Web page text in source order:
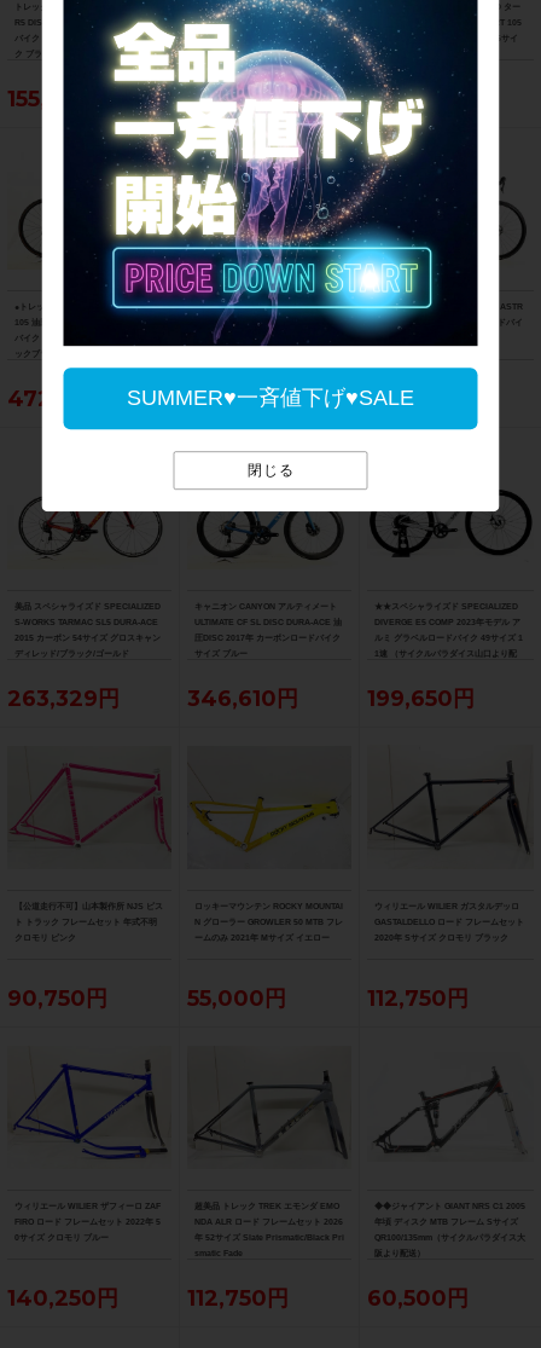
SUMMER♥一斉値下げ♥SALE
閉じる
トレック TREK エモンダ EMONDA AL
R5 DISC 105 油圧DISC 2021年 ロード
バイク 47サイズ スレート トゥ トレッ
ク ブラック フェード
155,188円
ビアンキ BIANCHI フェニーチェ スポ
ーツ FENICE SPORT Tiagra 2017年
ロードバイク 50サイズ ホワイト
103,400円
スペシャライズド SPECIALIZED ター
マック スポーツ TARMAC SPORT 105
2018年 カーボンロードバイク 56サイ
ズ サガン スーパースター
121,000円
●トレック TREK マドン MADONE SL6
105 油圧DISC 2021年 カーボンロード
バイク 52サイズ リチウムグレー/トレ
ックブラック ☆
472,153円
フェルト FELT F5 105 2013年 カーボ
ンロードバイク 58サイズ ブラック
55,000円
サンピード SUNPEED アストロ ASTR
O Tiagra 油圧DISC 2025年 ロードバイ
ク Lサイズ ブラック
63,800円
美品 スペシャライズド SPECIALIZED
S-WORKS TARMAC SL5 DURA-ACE
2015 カーボン 54サイズ グロスキャン
ディレッド/ブラック/ゴールド
263,329円
キャニオン CANYON アルティメート
ULTIMATE CF SL DISC DURA-ACE 油
圧DISC 2017年 カーボンロードバイク
サイズ ブルー
346,610円
★★スペシャライズド SPECIALIZED
DIVERGE E5 COMP 2023年モデル ア
ルミ グラベルロードバイク 49サイズ 1
1速 （サイクルパラダイス山口より配
199,650円
【公道走行不可】山本製作所 NJS ピス
ト トラック フレームセット 年式不明
クロモリ ピンク
90,750円
ロッキーマウンテン ROCKY MOUNTAI
N グローラー GROWLER 50 MTB フレ
ームのみ 2021年 Mサイズ イエロー
55,000円
ウィリエール WILIER ガスタルデッロ
GASTALDELLO ロード フレームセット
2020年 Sサイズ クロモリ ブラック
112,750円
ウィリエール WILIER ザフィーロ ZAF
FIRO ロード フレームセット 2022年 5
0サイズ クロモリ ブルー
140,250円
超美品 トレック TREK エモンダ EMO
NDA ALR ロード フレームセット 2026
年 52サイズ Slate Prismatic/Black Pri
smatic Fade
112,750円
◆◆ジャイアント GIANT NRS C1 2005
年頃 ディスク MTB フレーム Sサイズ
QR100/135mm（サイクルパラダイス大
阪より配送）
60,500円